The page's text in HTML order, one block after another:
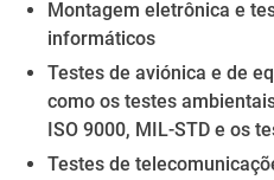
Montagem eletrônica e
informáticos
Testes de aviónica e de
como os testes
ISO 9000, MIL-STD e os
Testes de